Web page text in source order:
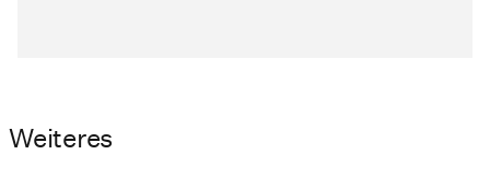
Weiteres